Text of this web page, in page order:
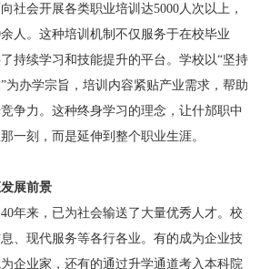
社会开展各类职业培训达5000人次以上，
人。这种培训机制不仅服务于在校毕业
持续学习和技能提升的平台。学校以“坚持
为办学宗旨，培训内容紧贴产业需求，帮助
争力。这种终身学习的理念，让什邡职中
一刻，而是延伸到整个职业生涯。
展前景
年来，已为社会输送了大量优秀人才。校
、现代服务等各行各业。有的成为企业技
企业家，还有的通过升学通道考入本科院